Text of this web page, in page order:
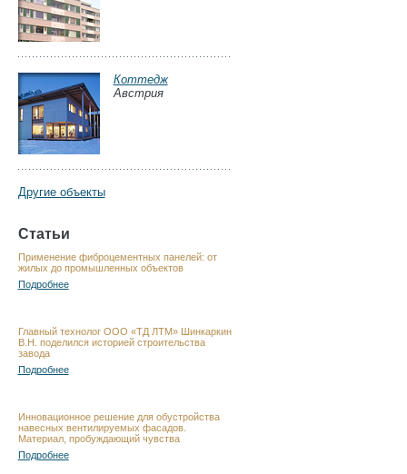
Коттедж
Австрия
Другие объекты
Статьи
Применение фиброцементных панелей: от
жилых до промышленных объектов
Подробнее
Главный технолог ООО «ТД ЛТМ» Шинкаркин
В.Н. поделился историей строительства
завода
Подробнее
Инновационное решение для обустройства
навесных вентилируемых фасадов.
Материал, пробуждающий чувства
Подробнее